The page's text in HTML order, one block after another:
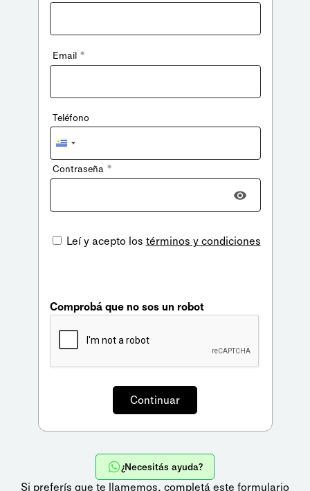
Email *
Teléfono
Uruguay
+598
Contraseña *
Leí y acepto los términos y condiciones
Comprobá que no sos un robot
¿Necesitás ayuda?
Si preferís que te llamemos, completá este formulario